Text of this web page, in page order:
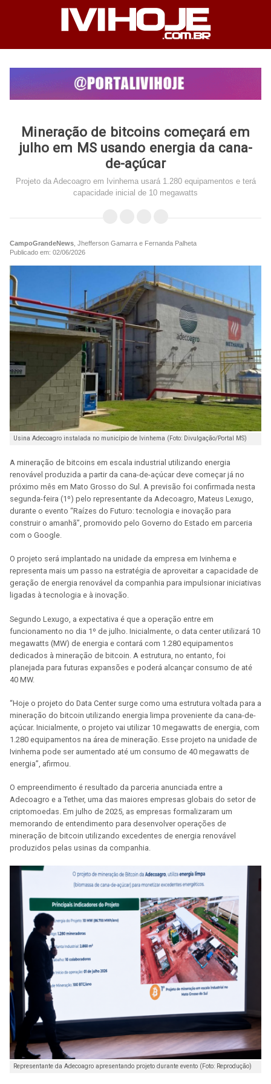
Mineração de bitcoins começará em
julho em MS usando energia da cana-
de-açúcar
Projeto da Adecoagro em Ivinhema usará 1.280 equipamentos e terá
capacidade inicial de 10 megawatts
CampoGrandeNews , Jhefferson Gamarra e Fernanda Palheta
Publicado em: 02/06/2026
Usina Adecoagro instalada no município de Ivinhema (Foto: Divulgação/Portal MS)
A mineração de bitcoins em escala industrial utilizando energia
renovável produzida a partir da cana-de-açúcar deve começar já no
próximo mês em Mato Grosso do Sul. A previsão foi confirmada nesta
segunda-feira (1º) pelo representante da Adecoagro, Mateus Lexugo,
durante o evento “Raízes do Futuro: tecnologia e inovação para
construir o amanhã”, promovido pelo Governo do Estado em parceria
com o Google.
O projeto será implantado na unidade da empresa em Ivinhema e
representa mais um passo na estratégia de aproveitar a capacidade de
geração de energia renovável da companhia para impulsionar iniciativas
ligadas à tecnologia e à inovação.
Segundo Lexugo, a expectativa é que a operação entre em
funcionamento no dia 1º de julho. Inicialmente, o data center utilizará 10
megawatts (MW) de energia e contará com 1.280 equipamentos
dedicados à mineração de bitcoin. A estrutura, no entanto, foi
planejada para futuras expansões e poderá alcançar consumo de até
40 MW.
“Hoje o projeto do Data Center surge como uma estrutura voltada para a
mineração do bitcoin utilizando energia limpa proveniente da cana-de-
açúcar. Inicialmente, o projeto vai utilizar 10 megawatts de energia, com
1.280 equipamentos na área de mineração. Esse projeto na unidade de
Ivinhema pode ser aumentado até um consumo de 40 megawatts de
energia”, afirmou.
O empreendimento é resultado da parceria anunciada entre a
Adecoagro e a Tether, uma das maiores empresas globais do setor de
criptomoedas. Em julho de 2025, as empresas formalizaram um
memorando de entendimento para desenvolver operações de
mineração de bitcoin utilizando excedentes de energia renovável
produzidos pelas usinas da companhia.
Representante da Adecoagro apresentando projeto durante evento (Foto: Reprodução)